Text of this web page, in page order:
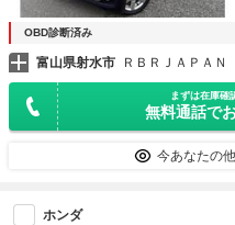
OBD診断済み
富山県射水市 ＲＢＲＪＡＰＡＮ
まずは在庫確
無料通話で
今あなたの
ホンダ